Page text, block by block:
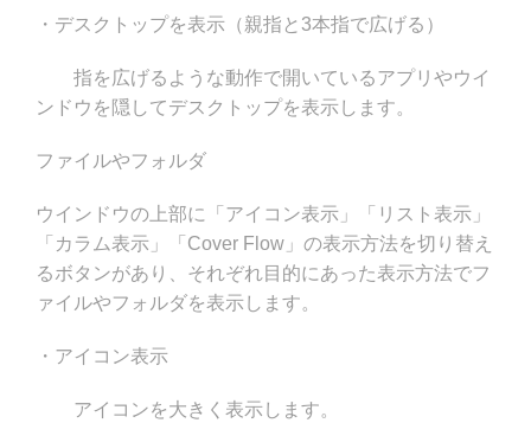
・デスクトップを表示（親指と3本指で広げる）
指を広げるような動作で開いているアプリやウイ
ンドウを隠してデスクトップを表示します。
ファイルやフォルダ
ウインドウの上部に「アイコン表示」「リスト表示」
「カラム表示」「Cover Flow」の表示方法を切り替え
るボタンがあり、それぞれ目的にあった表示方法でフ
ァイルやフォルダを表示します。
・アイコン表示
アイコンを大きく表示します。